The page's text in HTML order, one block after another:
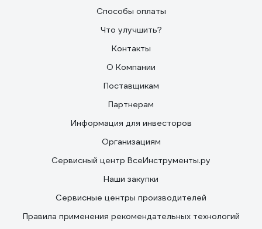
Способы оплаты
Что улучшить?
Контакты
О Компании
Поставщикам
Партнерам
Информация для инвесторов
Организациям
Сервисный центр ВсеИнструменты.ру
Наши закупки
Сервисные центры производителей
Правила применения рекомендательных технологий